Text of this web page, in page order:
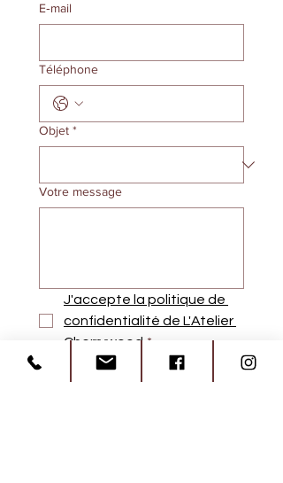
E‑mail
Téléphone
Objet *
Votre message
J'accepte la politique de
confidentialité de L'Atelier
Cherrywood *
Envoyer